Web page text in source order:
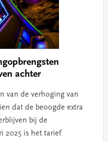
achter
van de verhoging van
dat de beoogde extra
bij de
2025 is het tarief